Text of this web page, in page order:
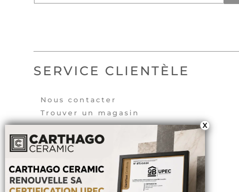
SERVICE CLIENTÈLE
Nous contacter
Trouver un magasin
X